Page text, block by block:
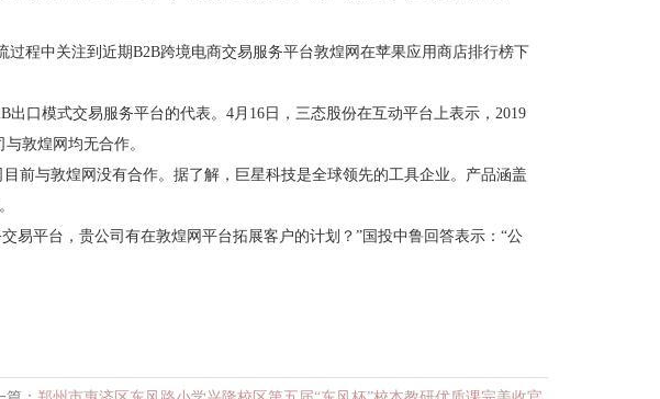
程中关注到近期B2B跨境电商交易服务平台敦煌网在苹果应用商店排行榜下
口模式交易服务平台的代表。4月16日，三态股份在互动平台上表示，2019
敦煌网均无合作。
前与敦煌网没有合作。据了解，巨星科技是全球领先的工具企业。产品涵盖
易平台，贵公司有在敦煌网平台拓展客户的计划？”国投中鲁回答表示：“公